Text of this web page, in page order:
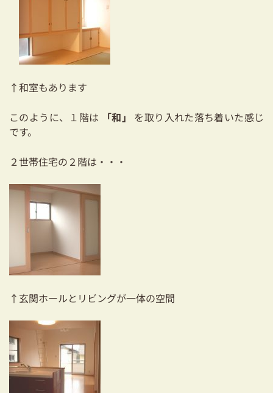
↑和室もあります
このように、１階は 「和」
を取り入れた落ち着いた感じ
です。
２世帯住宅の２階は・・・
↑玄関ホールとリビングが一体の空間